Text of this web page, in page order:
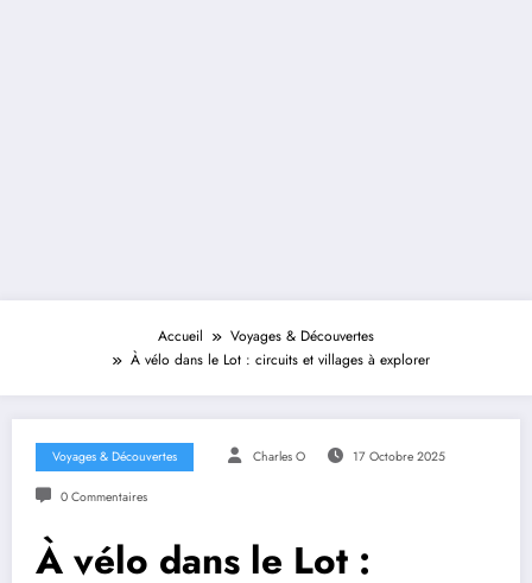
Accueil
Voyages & Découvertes
À vélo dans le Lot : circuits et villages à explorer
Voyages & Découvertes Charles O 17 Octobre 2025
0 Commentaires
À vélo dans le Lot :